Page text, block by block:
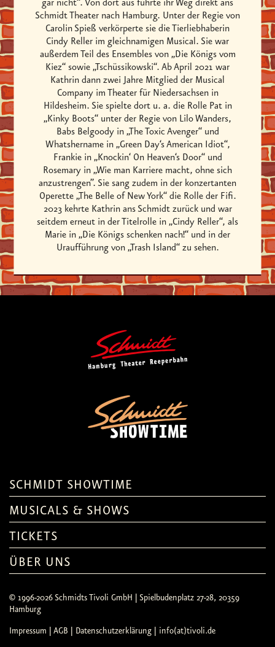
gar nicht“. Von dort aus führte ihr Weg direkt ans
Schmidt Theater nach Hamburg. Unter der Regie von
Carolin Spieß verkörperte sie die Tierliebhaberin
Cindy Reller im gleichnamigen Musical. Sie war
außerdem Teil des Ensembles von „Die Königs vom
Kiez“ sowie „Tschüssikowski“. Ab April 2021 war
Kathrin dann zwei Jahre Mitglied der Musical
Company im Theater für Niedersachsen in
Hildesheim. Sie spielte dort u. a. die Rolle Pat in
„Kinky Boots“ unter der Regie von Lilo Wanders,
Babs Belgoody in „The Toxic Avenger“ und
Whatshername in „Green Day‘s American Idiot“,
Frankie in „Knockin‘ On Heaven‘s Door“ und
Rosemary in „Wie man Karriere macht, ohne sich
anzustrengen”. Sie sang zudem in der konzertanten
Operette „The Belle of New York“ die Rolle der Fifi.
2023 kehrte Kathrin ans Schmidt zurück und war
seitdem erneut in der Titelrolle in „Cindy Reller“, als
Marie in „Die Königs schenken nach!“ und in der
Uraufführung von „Trash Island“ zu sehen.
SCHMIDT SHOWTIME
MUSICALS & SHOWS
TICKETS
ÜBER UNS
© 1996-2026 Schmidts Tivoli GmbH | Spielbudenplatz 27-28, 20359
Hamburg
Impressum AGB Datenschutzerklärung | info(at)tivoli.de